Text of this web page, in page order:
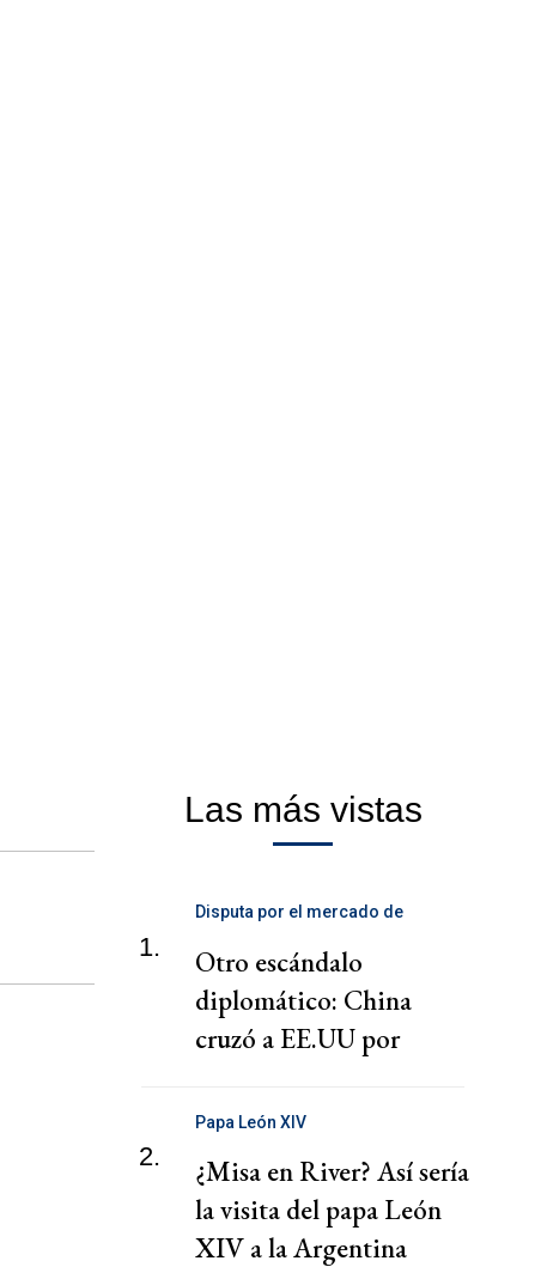
Las más vistas
1.
Disputa por el mercado de
Otro escándalo
diplomático: China
cruzó a EE.UU por
cooperativa Argentina
2.
Papa León XIV
¿Misa en River? Así sería
la visita del papa León
XIV a la Argentina